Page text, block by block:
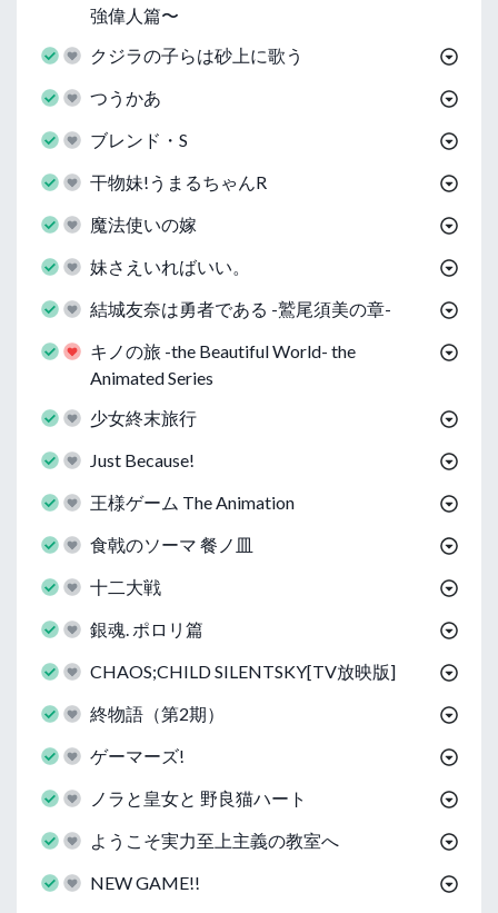
強偉人篇〜
クジラの子らは砂上に歌う
つうかあ
ブレンド・S
干物妹!うまるちゃんR
魔法使いの嫁
妹さえいればいい。
結城友奈は勇者である -鷲尾須美の章-
キノの旅 -the Beautiful World- the
Animated Series
少女終末旅行
Just Because!
王様ゲーム The Animation
食戟のソーマ 餐ノ皿
十二大戦
銀魂. ポロリ篇
CHAOS;CHILD SILENTSKY[TV放映版]
終物語（第2期）
ゲーマーズ!
ノラと皇女と 野良猫ハート
ようこそ実力至上主義の教室へ
NEW GAME!!